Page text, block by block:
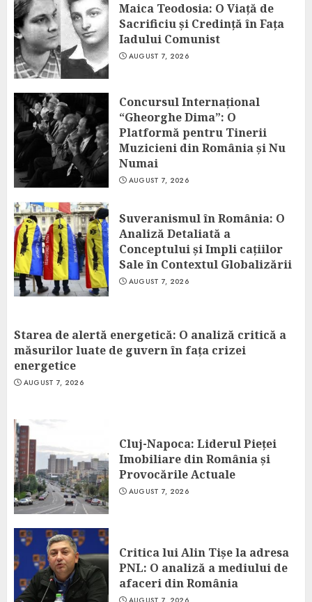
Maica Teodosia: O Viață de
Sacrificiu și Credință în Fața
Iadului Comunist
AUGUST 7, 2026
Concursul Internațional
“Gheorghe Dima”: O
Platformă pentru Tinerii
Muzicieni din România și Nu
Numai
AUGUST 7, 2026
Suveranismul în România: O
Analiză Detaliată a
Conceptului și Impli cațiilor
Sale în Contextul Globalizării
AUGUST 7, 2026
Starea de alertă energetică: O analiză critică a
măsurilor luate de guvern în fața crizei
energetice
AUGUST 7, 2026
Cluj-Napoca: Liderul Pieței
Imobiliare din România și
Provocările Actuale
AUGUST 7, 2026
Critica lui Alin Tișe la adresa
PNL: O analiză a mediului de
afaceri din România